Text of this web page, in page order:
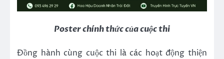
Poster chính thức của cuộc thi
Đồng hành cùng cuộc thi là các hoạt động thiện